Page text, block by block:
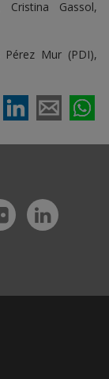
Cristina Gassol,
Mur (PDI),
Flickr